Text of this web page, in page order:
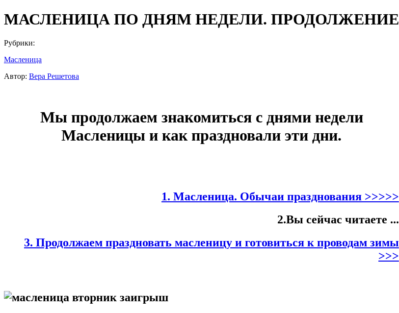
МАСЛЕНИЦА ПО ДНЯМ НЕДЕЛИ. ПРОДОЛЖЕНИЕ
Рубрики:
Масленица
Автор: Вера Решетова
Мы продолжаем знакомиться с днями недели
Масленицы и как праздновали эти дни.
1. Масленица. Обычаи празднования >>>>>
2.Вы сейчас читаете ...
3. Продолжаем праздновать масленицу и готовиться к проводам зимы
>>>